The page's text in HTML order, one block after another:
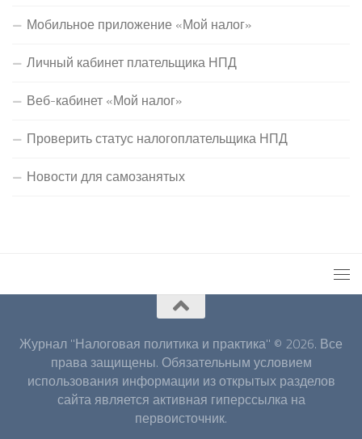
Мобильное приложение «Мой налог»
Личный кабинет плательщика НПД
Веб-кабинет «Мой налог»
Проверить статус налогоплательщика НПД
Новости для самозанятых
Журнал "Налоговая политика и практика" © 2026. Все
права защищены. Обязательным условием
использования информации из открытых разделов
сайта является активная гиперссылка на
первоисточник.